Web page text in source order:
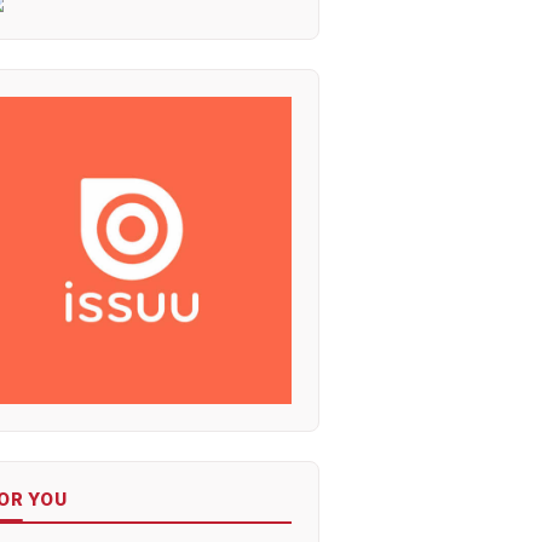
YOU